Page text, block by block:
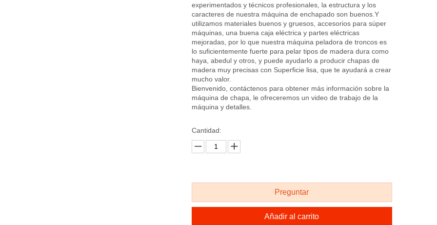
experimentados y técnicos profesionales, la estructura y los
caracteres de nuestra máquina de enchapado son buenos.Y
utilizamos materiales buenos y gruesos, accesorios para súper
máquinas, una buena caja eléctrica y partes eléctricas
mejoradas, por lo que nuestra máquina peladora de troncos es
lo suficientemente fuerte para pelar tipos de madera dura como
haya, abedul y otros, y puede ayudarlo a producir chapas de
madera muy precisas con Superficie lisa, que te ayudará a crear
mucho valor.
Bienvenido, contáctenos para obtener más información sobre la
máquina de chapa, le ofreceremos un video de trabajo de la
máquina y detalles.
Cantidad:
Preguntar
Añadir al carrito